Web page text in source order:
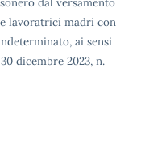
dal versamento
lavoratrici madri con
ai sensi
dicembre 2023, n.